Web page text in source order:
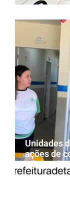
Unidades
ações de